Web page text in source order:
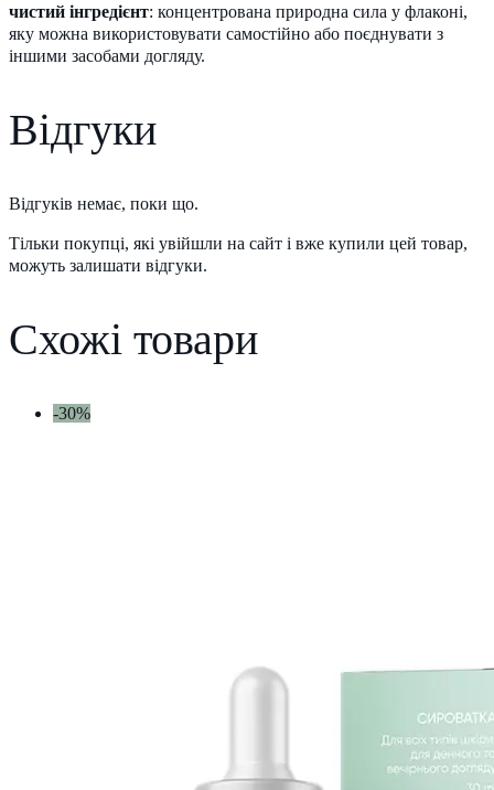
чистий інгредієнт: концентрована природна сила у флаконі,
яку можна використовувати самостійно або поєднувати з
іншими засобами догляду.
Відгуки
Відгуків немає, поки що.
Тільки покупці, які увійшли на сайт і вже купили цей товар,
можуть залишати відгуки.
Схожі товари
-30%